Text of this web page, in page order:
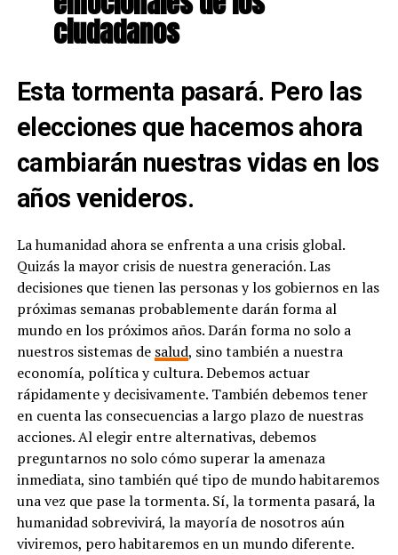
ciudadanos
Esta tormenta pasará. Pero las
elecciones que hacemos ahora
cambiarán nuestras vidas en los
años venideros.
La humanidad ahora se enfrenta a una crisis global.
Quizás la mayor crisis de nuestra generación. Las
decisiones que tienen las personas y los gobiernos en las
próximas semanas probablemente darán forma al
mundo en los próximos años. Darán forma no solo a
nuestros sistemas de salud, sino también a nuestra
economía, política y cultura. Debemos actuar
rápidamente y decisivamente. También debemos tener
en cuenta las consecuencias a largo plazo de nuestras
acciones. Al elegir entre alternativas, debemos
preguntarnos no solo cómo superar la amenaza
inmediata, sino también qué tipo de mundo habitaremos
una vez que pase la tormenta. Sí, la tormenta pasará, la
humanidad sobrevivirá, la mayoría de nosotros aún
viviremos, pero habitaremos en un mundo diferente.